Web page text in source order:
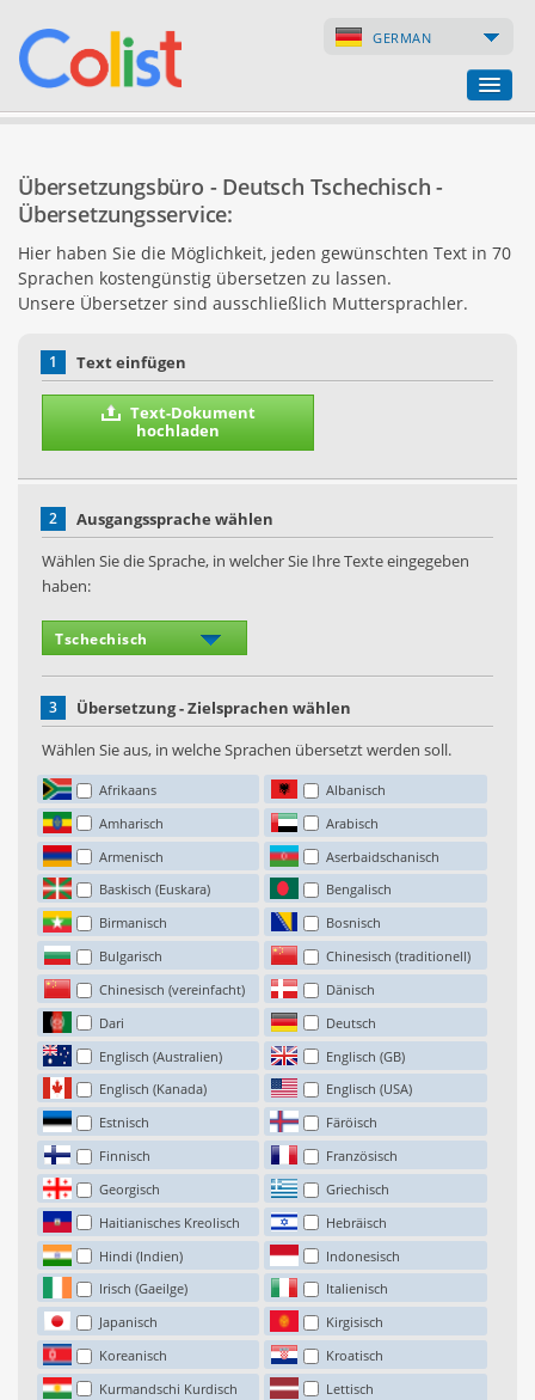
GERMAN
Firmenverzeichnis
Webseiten
Internet-Shops
Übersetzungsbüro - Deutsch Tschechisch -
Übersetzungsservice:
Hier haben Sie die Möglichkeit, jeden gewünschten Text in 70
Sprachen kostengünstig übersetzen zu lassen.
Unsere Übersetzer sind ausschließlich Muttersprachler.
1 Text einfügen
Text-Dokument
hochladen
2
Ausgangssprache wählen
Wählen Sie die Sprache, in welcher Sie Ihre Texte eingegeben
haben:
3
Übersetzung - Zielsprachen wählen
Wählen Sie aus, in welche Sprachen übersetzt werden soll.
Afrikaans
Albanisch
Amharisch
Arabisch
Armenisch
Aserbaidschanisch
Baskisch (Euskara)
Bengalisch
Birmanisch
Bosnisch
Bulgarisch
Chinesisch (traditionell)
Chinesisch (vereinfacht)
Dänisch
Dari
Deutsch
Englisch (Australien)
Englisch (GB)
Englisch (Kanada)
Englisch (USA)
Estnisch
Färöisch
Finnisch
Französisch
Georgisch
Griechisch
Haitianisches Kreolisch
Hebräisch
Hindi (Indien)
Indonesisch
Irisch (Gaeilge)
Italienisch
Japanisch
Kirgisisch
Koreanisch
Kroatisch
Kurmandschi Kurdisch
Lettisch